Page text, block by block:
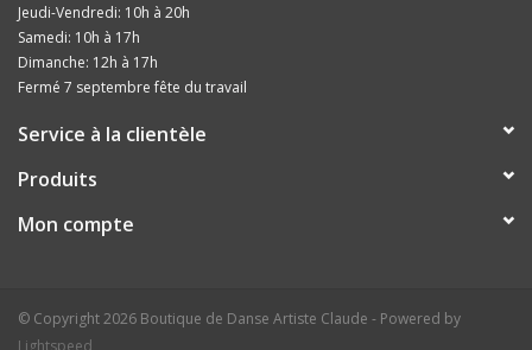
Jeudi-Vendredi: 10h à 20h
Samedi: 10h à 17h
Dimanche: 12h à 17h
Fermé 7 septembre fête du travail
Service à la clientèle
Produits
Mon compte
© Copyright 2026 Boutique de Danse Artiste Claude - Powered by
Lightspeed